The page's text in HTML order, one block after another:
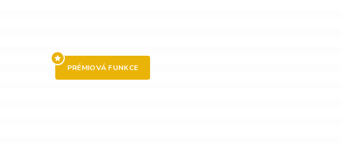
PRÉMIOVÁ FUNKCE